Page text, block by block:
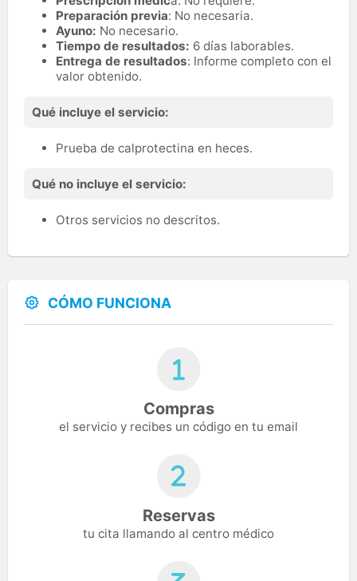
Preparación previa: No necesaria.
Ayuno: No necesario.
Tiempo de resultados: 6 días laborables.
Entrega de resultados: Informe completo con el
valor obtenido.
Qué incluye el servicio:
Prueba de calprotectina en heces.
Qué no incluye el servicio:
Otros servicios no descritos.
CÓMO FUNCIONA
Compras
el servicio y recibes un código en tu email
Reservas
tu cita llamando al centro médico